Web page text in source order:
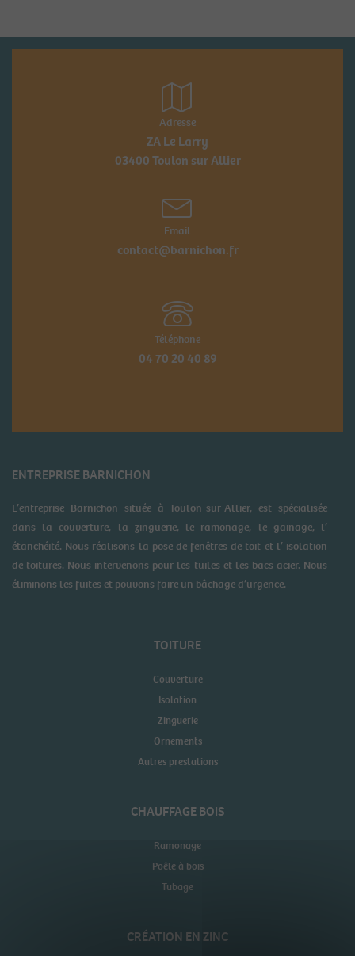
Adresse
ZA Le Larry
03400 Toulon sur Allier
Email
contact@barnichon.fr
Téléphone
04 70 20 40 89
ENTREPRISE BARNICHON
L’entreprise Barnichon située à Toulon-sur-Allier, est spécialisée
dans la couverture, la zinguerie, le ramonage, le gainage, l’
étanchéité. Nous réalisons la pose de fenêtres de toit et l’ isolation
de toitures. Nous intervenons pour les tuiles et les bacs acier. Nous
éliminons les fuites et pouvons faire un bâchage d’urgence.
TOITURE
Couverture
Isolation
Zinguerie
Ornements
Autres prestations
CHAUFFAGE BOIS
Ramonage
Poêle à bois
Tubage
CRÉATION EN ZINC